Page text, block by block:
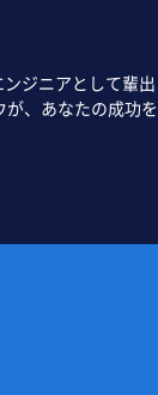
ジニアとして輩出
、あなたの成功を